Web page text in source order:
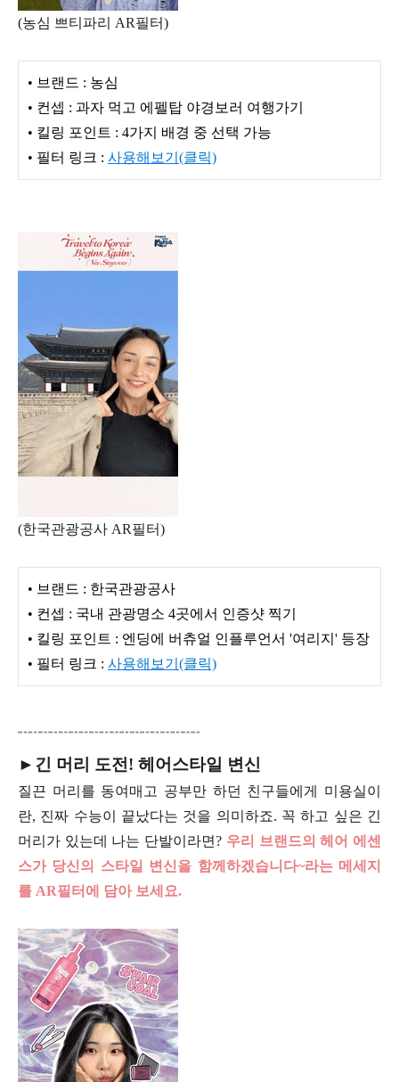
(농심 쁘티파리 AR필터)
• 브랜드 : 농심
• 컨셉 : 과자 먹고 에펠탑 야경보러 여행가기
• 킬링 포인트 : 4가지 배경 중 선택 가능
• 필터 링크 : 사용해보기(클릭)
(한국관광공사 AR필터)
• 브랜드 : 한국관광공사
• 컨셉 : 국내 관광명소 4곳에서 인증샷 찍기
• 킬링 포인트 : 엔딩에 버츄얼 인플루언서 '여리지' 등장
• 필터 링크 : 사용해보기(클릭)
►긴 머리 도전! 헤어스타일 변신
질끈 머리를 동여매고 공부만 하던 친구들에게 미용실이
란, 진짜 수능이 끝났다는 것을 의미하죠. 꼭 하고 싶은 긴
머리가 있는데 나는 단발이라면? 우리 브랜드의 헤어 에센
스가 당신의 스타일 변신을 함께하겠습니다~라는 메세지
를 AR필터에 담아 보세요.